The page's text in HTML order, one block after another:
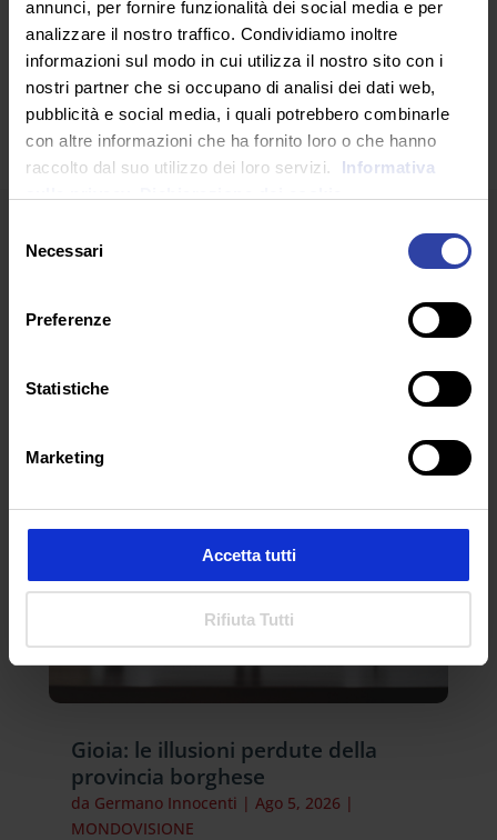
annunci, per fornire funzionalità dei social media e per
analizzare il nostro traffico. Condividiamo inoltre
informazioni sul modo in cui utilizza il nostro sito con i
nostri partner che si occupano di analisi dei dati web,
pubblicità e social media, i quali potrebbero combinarle
con altre informazioni che ha fornito loro o che hanno
raccolto dal suo utilizzo dei loro servizi.
Informativa
delNecessari
Preferenze
Statistiche
Marketing
Accetta tutti
Rifiuta Tutti
SEGUICI SU
ARTICOLI RECENTI
Gioia: le illusioni perdute della
provincia borghese
da Germano Innocenti | Ago 5, 2026 |
MONDOVISIONE